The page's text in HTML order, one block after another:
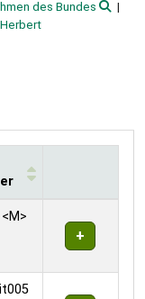
des Bundes